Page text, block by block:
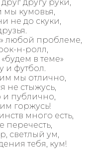
другу руки,
мы кумовья,
не до скуки,
любой проблеме,
н-ролл,
в теме»
и футбол.
мы отлично,
не стыжусь,
и публично,
горжусь!
много есть,
перечесть,
светлый ум,
тебя, кум!